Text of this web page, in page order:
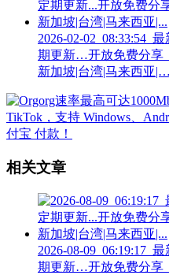
2026-02-02_08:33:54_
期更新…开放免费分享
新加坡|台湾|马来西亚|…
相关文章
2026-08-09_06:19:17_
期更新…开放免费分享